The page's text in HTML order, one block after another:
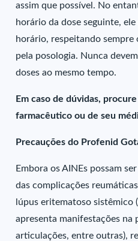
assim que possível. No
horário da dose seguinte,
horário, respeitando
pela posologia. Nunca
doses ao mesmo tempo.
Em caso de dúvidas,
farmacêutico ou de seu
Precauções do Profenid
Embora os AINEs possam
das complicações
lúpus eritematoso sistêmico
apresenta manifestações na
articulações, entre outras),